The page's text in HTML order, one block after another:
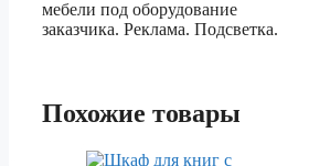
мебели под оборудование
заказчика. Реклама. Подсветка.
Похожие товары